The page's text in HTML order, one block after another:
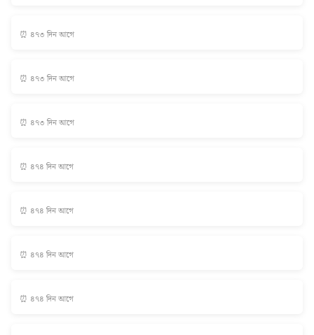
⏰ ৪৭৩ দিন আগে
⏰ ৪৭৩ দিন আগে
⏰ ৪৭৩ দিন আগে
⏰ ৪৭৪ দিন আগে
⏰ ৪৭৪ দিন আগে
⏰ ৪৭৪ দিন আগে
⏰ ৪৭৪ দিন আগে